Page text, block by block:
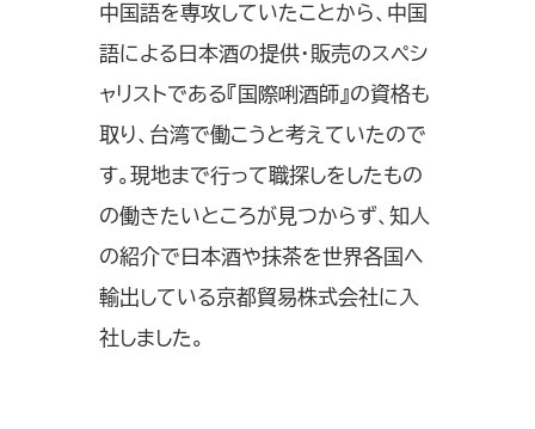
中国語を専攻していたことから、中国
語による日本酒の提供・販売のスペシ
ャリストである『国際唎酒師』の資格も
取り、台湾で働こうと考えていたので
す。現地まで行って職探しをしたもの
の働きたいところが見つからず、知人
の紹介で日本酒や抹茶を世界各国へ
輸出している京都貿易株式会社に入
社しました。